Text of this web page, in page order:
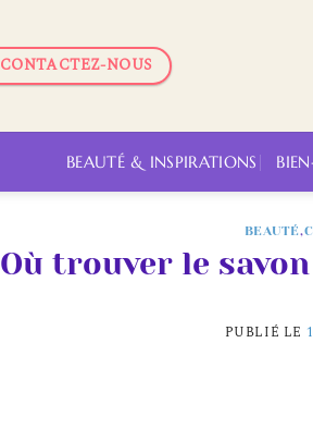
CONTACTEZ-NOUS
BEAUTÉ & INSPIRATIONS
BEAUTÉ,
Où trouver le
PUBLIÉ LE